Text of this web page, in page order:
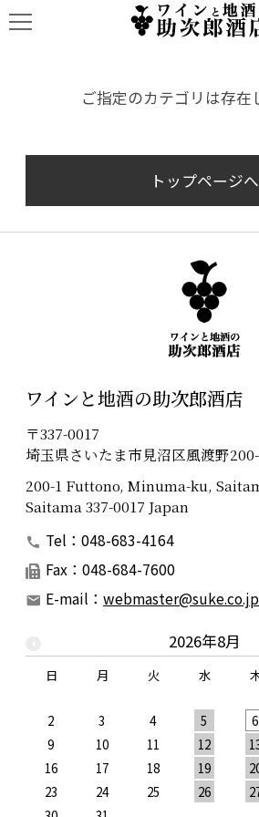
ご指定のカテゴリは存在
トップページへ
ワインと地酒の助次郎酒店
〒337-0017
埼玉県さいたま市見沼区風渡野
200-1 Futtono, Minuma-ku,
Saitama 337-0017 Japan
Tel：048-683-4164
Fax：048-684-7600
E-mail： webmaster@suke.co.jp
2026年8月
日 月 火 水
2
3 4 5 6
9
10 11 12
16
17 18 19
23
24 25 26